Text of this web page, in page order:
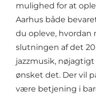
mulighed for at
Aarhus både
du opleve, hvordan
slutningen af det
jazzmusik,
ønsket det. Der vil
være betjening i